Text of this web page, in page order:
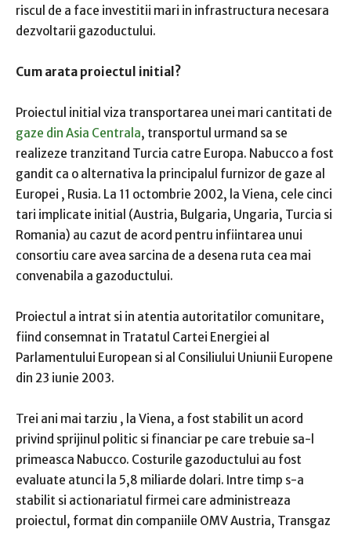
riscul de a face investitii mari in infrastructura necesara
dezvoltarii gazoductului.
Cum arata proiectul initial?
Proiectul initial viza transportarea unei mari cantitati de
gaze din Asia Centrala, transportul urmand sa se
realizeze tranzitand Turcia catre Europa. Nabucco a fost
gandit ca o alternativa la principalul furnizor de gaze al
Europei , Rusia. La 11 octombrie 2002, la Viena, cele cinci
tari implicate initial (Austria, Bulgaria, Ungaria, Turcia si
Romania) au cazut de acord pentru infiintarea unui
consortiu care avea sarcina de a desena ruta cea mai
convenabila a gazoductului.
Proiectul a intrat si in atentia autoritatilor comunitare,
fiind consemnat in Tratatul Cartei Energiei al
Parlamentului European si al Consiliului Uniunii Europene
din 23 iunie 2003.
Trei ani mai tarziu , la Viena, a fost stabilit un acord
privind sprijinul politic si financiar pe care trebuie sa-l
primeasca Nabucco. Costurile gazoductului au fost
evaluate atunci la 5,8 miliarde dolari. Intre timp s-a
stabilit si actionariatul firmei care administreaza
proiectul, format din companiile OMV Austria, Transgaz